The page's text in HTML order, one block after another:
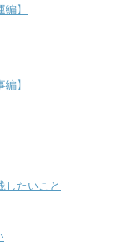
】
】
したいこと